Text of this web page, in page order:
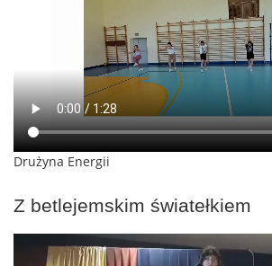
Drużyna Energii
Z betlejemskim światełkiem
Odtwarzacz